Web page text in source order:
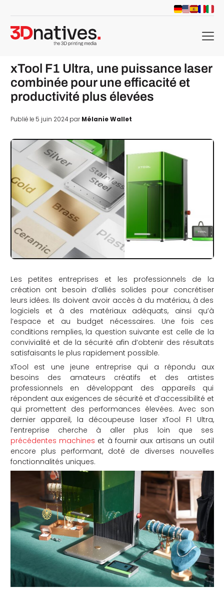
menu
xTool F1 Ultra, une puissance laser
combinée pour une efficacité et
productivité plus élevées
Publié le 5 juin 2024 parMélanie Wallet
Les petites entreprises et les professionnels de la
création ont besoin d’alliés solides pour concrétiser
leurs idées. Ils doivent avoir accès à du matériau, à des
logiciels et à des matériaux adéquats, ainsi qu’à
l’espace et au budget nécessaires. Une fois ces
conditions remplies, la question suivante est celle de la
convivialité et de la sécurité afin d’obtenir des résultats
satisfaisants le plus rapidement possible.
xTool est une jeune entreprise qui a répondu aux
besoins des amateurs créatifs et des artistes
professionnels en développant des appareils qui
répondent aux exigences de sécurité et d’accessibilité et
qui promettent des performances élevées. Avec son
dernier appareil, la découpeuse laser xTool F1 Ultra,
l’entreprise cherche à aller plus loin que ses
précédentes machines et à fournir aux artisans un outil
encore plus performant, doté de diverses nouvelles
fonctionnalités uniques.